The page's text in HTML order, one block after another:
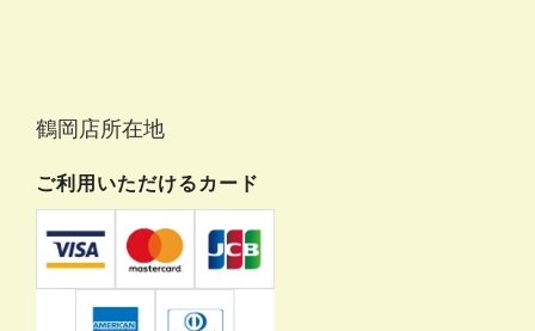
鶴岡店所在地
ご利用いただけるカード